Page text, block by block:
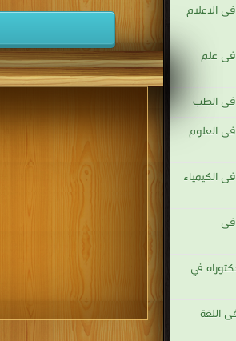
الاعلام
فى علم
فى الطب
العلوم
الكيمياء
في
اللغة